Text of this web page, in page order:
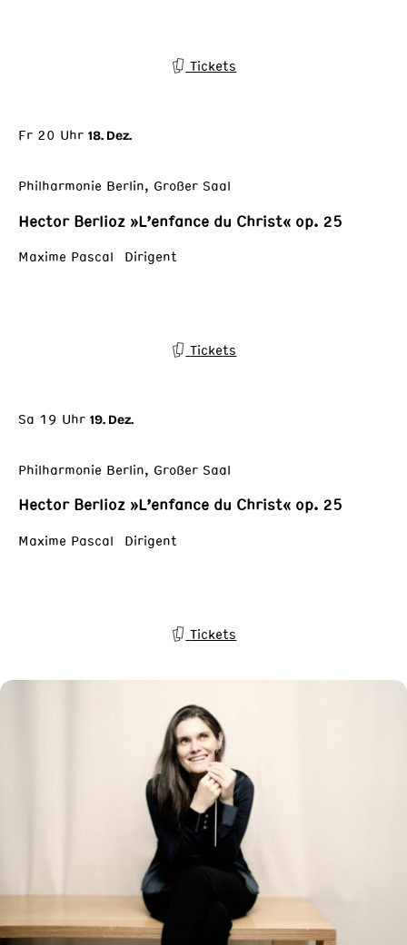
Tickets
Fr 20 Uhr 18. Dez.
Philharmonie Berlin, Großer Saal
Hector Berlioz »L’enfance du Christ« op. 25
Maxime Pascal Dirigent
Tickets
Sa 19 Uhr 19. Dez.
Philharmonie Berlin, Großer Saal
Hector Berlioz »L’enfance du Christ« op. 25
Maxime Pascal Dirigent
Tickets